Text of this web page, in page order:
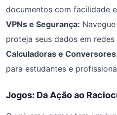
documentos com facilidade
VPNs e Segurança:
proteja seus dados em redes
Calculadoras e
para estudantes e
Jogos: Da Ação ao